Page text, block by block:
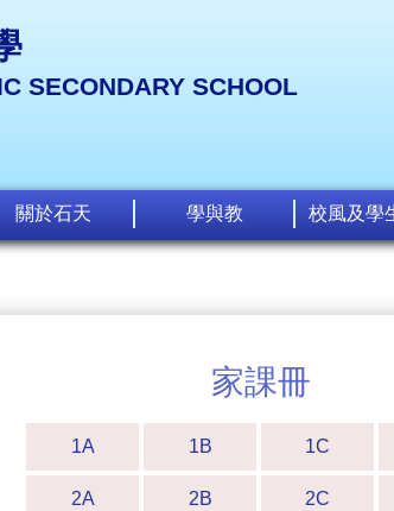
SECONDARY SCHOOL
關於石天 學與教 校風及學
家課冊
1A 1B 1C
2A 2B 2C